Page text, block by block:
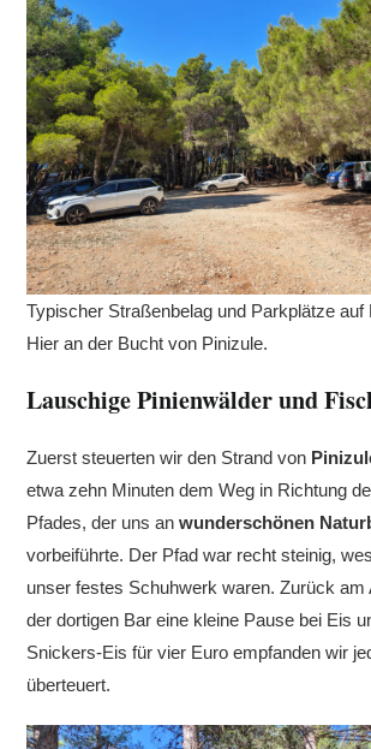
Typischer Straßenbelag und Parkplätze auf
Hier an der Bucht von Pinizule.
Lauschige Pinienwälder und
Zuerst steuerten wir den Strand von
etwa zehn Minuten dem Weg in Richtung
Pfades, der uns anwunderschönen
vorbeiführte. Der Pfad war recht steinig,
unser festes Schuhwerk waren. Zurück am
der dortigen Bar eine kleine Pause bei Eis
Snickers-Eis für vier Euro empfanden wir
überteuert.